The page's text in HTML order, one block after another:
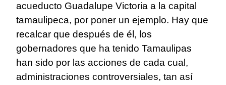
acueducto Guadalupe Victoria a la capital
tamaulipeca, por poner un ejemplo. Hay que
recalcar que después de él, los
gobernadores que ha tenido Tamaulipas
han sido por las acciones de cada cual,
administraciones controversiales, tan así